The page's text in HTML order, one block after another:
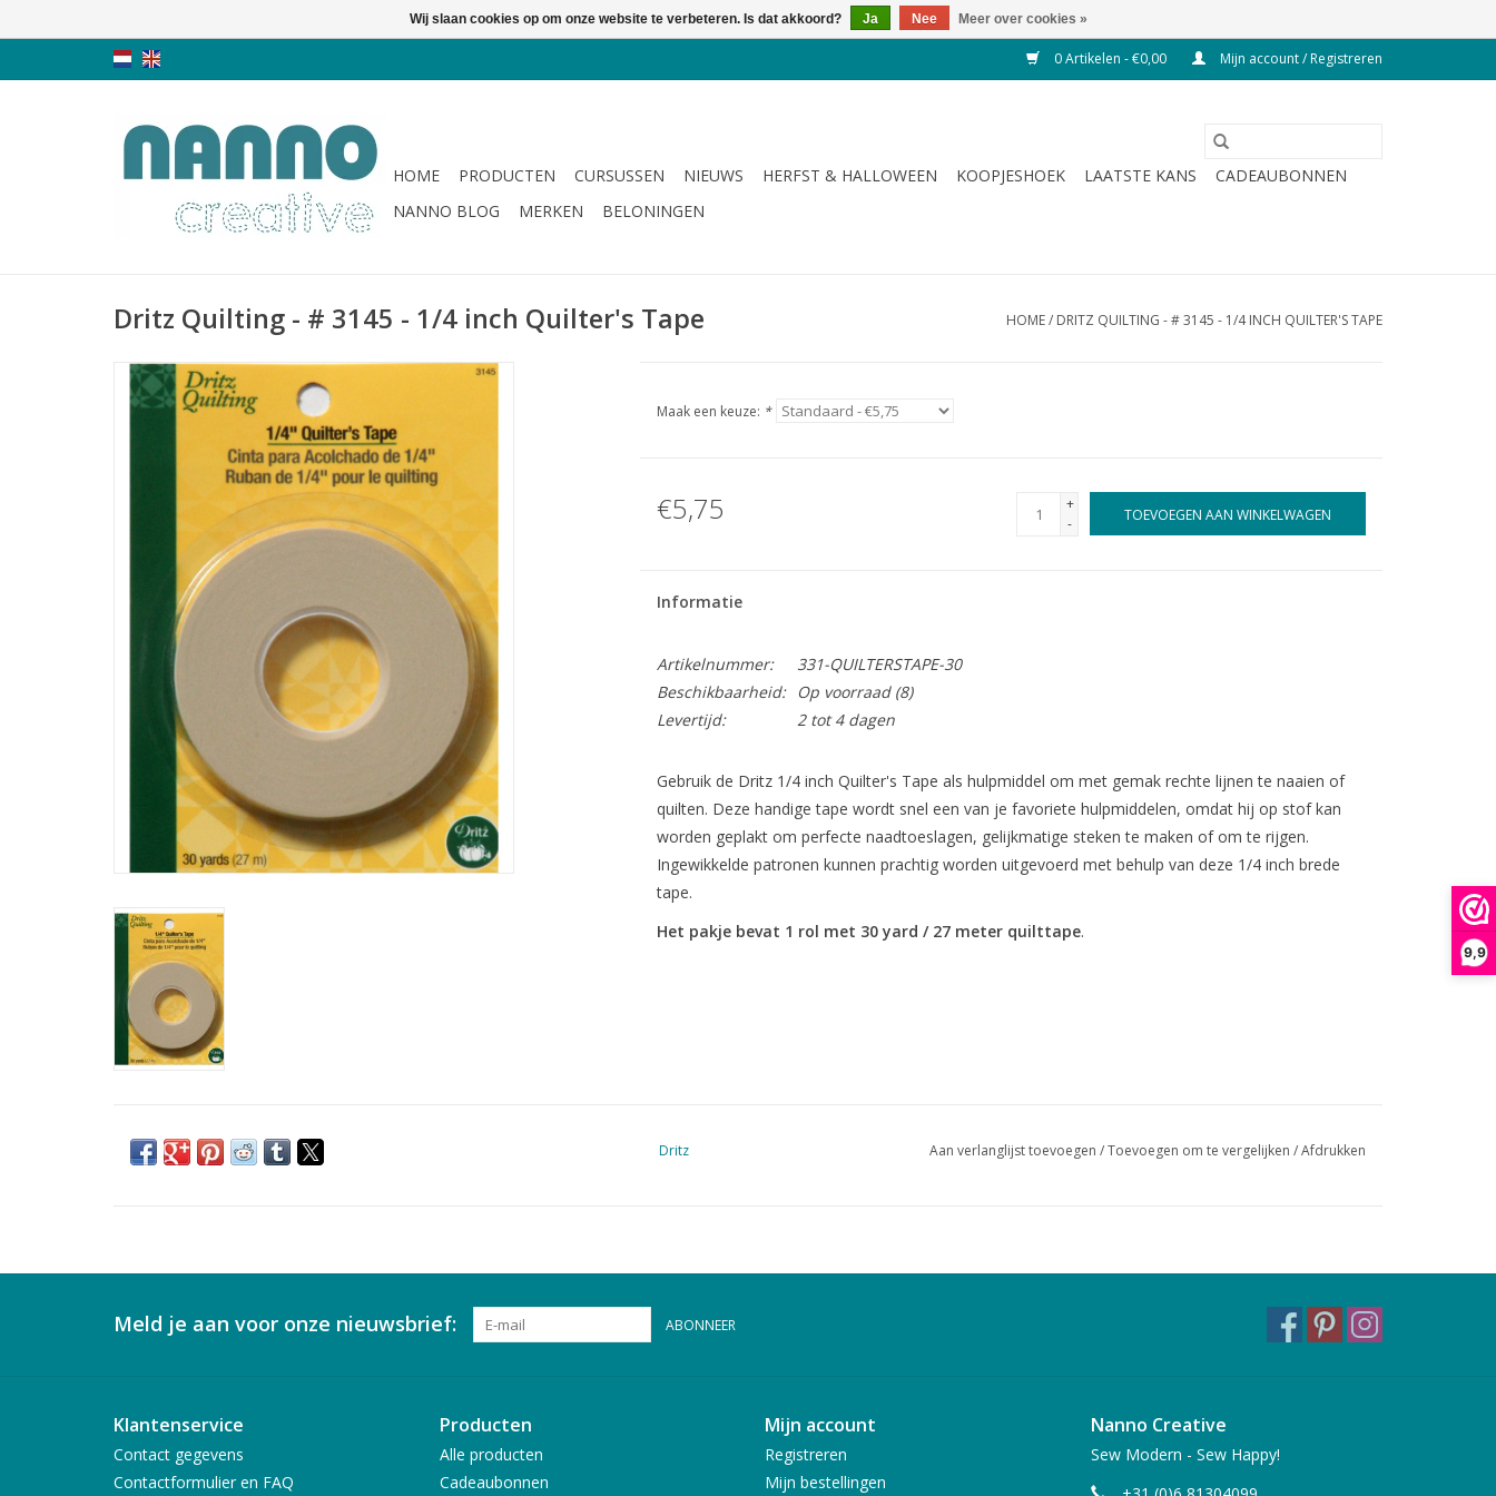
9,9
0 Artikelen - €0,00 Mijn account / Registreren
HOME PRODUCTEN CURSUSSEN NIEUWS HERFST & HALLOWEEN KOOPJESHOEK LAATSTE KANS
CADEAUBONNEN
NANNO BLOG
MERKEN BELONINGEN
Dritz Quilting - # 3145 - 1/4 inch Quilter's Tape HOME/ DRITZ QUILTING - # 3145 - 1/4 INCH QUILTER'S TAPE
Maak een keuze: *
€5,75
+
-
TOEVOEGEN AAN WINKELWAGEN
Informatie
Artikelnummer:
331-QUILTERSTAPE-30
Beschikbaarheid:
Op voorraad(8)
Levertijd:
2 tot 4 dagen
Gebruik de Dritz 1/4 inch Quilter's Tape als hulpmiddel om met gemak rechte lijnen te naaien of
quilten. Deze handige tape wordt snel een van je favoriete hulpmiddelen, omdat hij op stof kan
worden geplakt om perfecte naadtoeslagen, gelijkmatige steken te maken of om te rijgen.
Ingewikkelde patronen kunnen prachtig worden uitgevoerd met behulp van deze 1/4 inch brede
tape.
Het pakje bevat 1 rol met 30 yard / 27 meter quilttape.
Dritz Aan verlanglijst toevoegen /Toevoegen om te vergelijken /Afdrukken
Meld je aan voor onze nieuwsbrief: ABONNEER
Klantenservice
Contact gegevens
Contactformulier en FAQ
Producten
Alle producten
Cadeaubonnen
Mijn account
Registreren
Mijn bestellingen
Nanno Creative
Sew Modern - Sew Happy!
Wij slaan cookies op om onze website te verbeteren. Is dat akkoord? Ja Nee Meer over cookies »